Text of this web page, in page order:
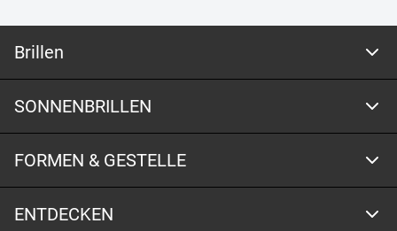
Brillen
SONNENBRILLEN
FORMEN & GESTELLE
ENTDECKEN